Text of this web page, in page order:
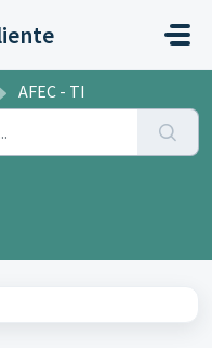
AFEC - TI